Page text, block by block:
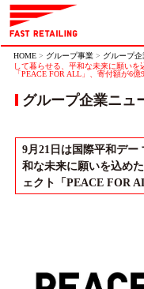
HOME > グループ事業 > グループ企
して暮らせる、平和な未来に願い
「PEACE FOR ALL」、寄付額が6
グループ企業ニュ
9月21日は国際平和デ
和な未来に願いを込め
ェクト「PEACE FOR